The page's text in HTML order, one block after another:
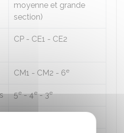
moyenne et grande
section)
CP - CE1 - CE2
CM1 - CM2 - 6e
5e- 4e- 3e